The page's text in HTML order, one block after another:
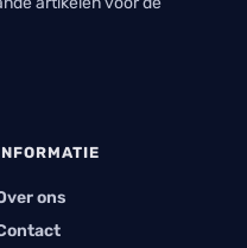
ons